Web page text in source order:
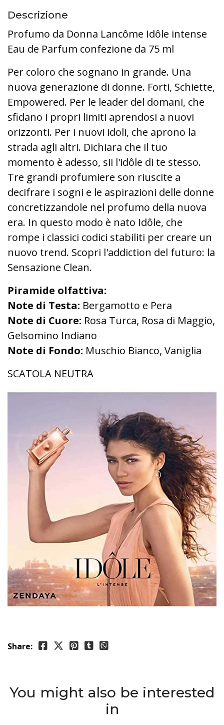
Descrizione
Profumo da Donna Lancôme Idôle intense
Eau de Parfum confezione da 75 ml
Per coloro che sognano in grande. Una
nuova generazione di donne. Forti, Schiette,
Empowered. Per le leader del domani, che
sfidano i propri limiti aprendosi a nuovi
orizzonti. Per i nuovi idoli, che aprono la
strada agli altri. Dichiara che il tuo
momento è adesso, sii l'idôle di te stesso.
Tre grandi profumiere son riuscite a
decifrare i sogni e le aspirazioni delle donne
concretizzandole nel profumo della nuova
era. In questo modo è nato Idôle, che
rompe i classici codici stabiliti per creare un
nuovo trend. Scopri l'addiction del futuro: la
Sensazione Clean.
Piramide olfattiva:
Note di Testa: Bergamotto e Pera
Note di Cuore: Rosa Turca, Rosa di Maggio,
Gelsomino Indiano
Note di Fondo: Muschio Bianco, Vaniglia
SCATOLA NEUTRA
Share:
You might also be interested
in